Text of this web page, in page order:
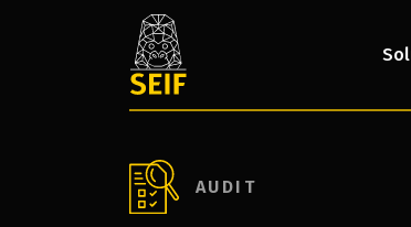
AUDIT